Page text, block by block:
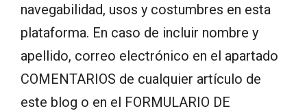
navegabilidad, usos y costumbres en esta
plataforma. En caso de incluir nombre y
apellido, correo electrónico en el apartado
COMENTARIOS de cualquier artículo de
este blog o en el FORMULARIO DE